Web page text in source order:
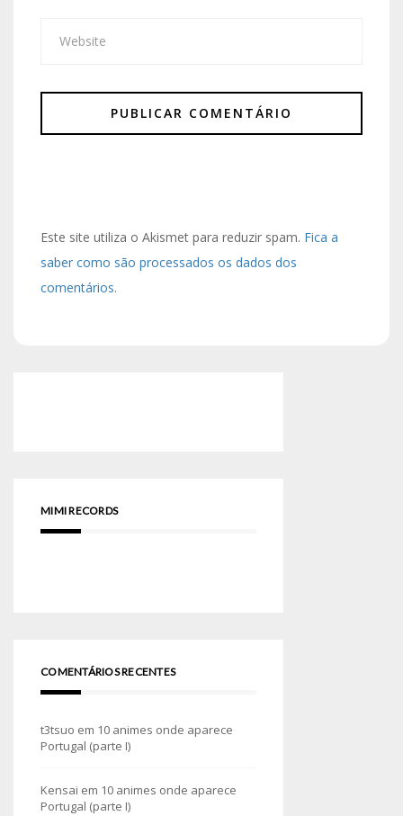
Este site utiliza o Akismet para reduzir spam. Fica a
saber como são processados os dados dos
comentários.
MIMI RECORDS
COMENTÁRIOS RECENTES
t3tsuo em 10 animes onde aparece
Portugal (parte I)
Kensai em 10 animes onde aparece
Portugal (parte I)